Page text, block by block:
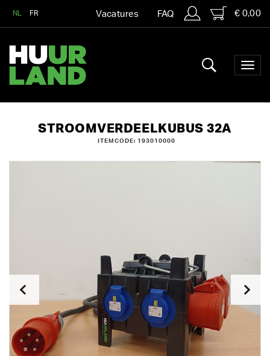
NL FR Vacatures FAQ € 0,00
STROOMVERDEELKUBUS 32A
ITEMCODE: 193010000